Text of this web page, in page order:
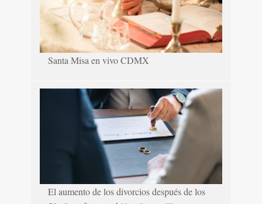
Santa Misa en vivo CDMX
El aumento de los divorcios después de los